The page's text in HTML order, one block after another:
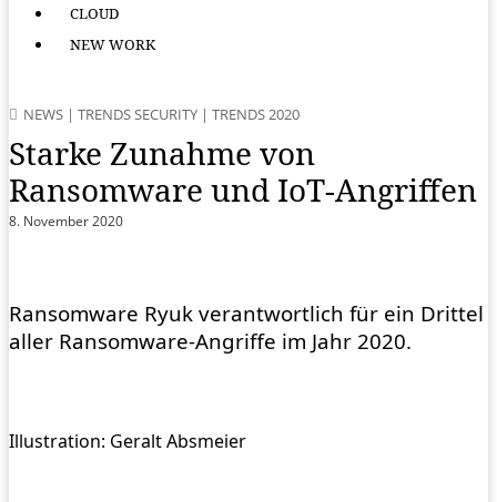
CLOUD
NEW WORK
NEWS | TRENDS SECURITY | TRENDS 2020
Starke Zunahme von
Ransomware und IoT-Angriffen
8. November 2020
Ransomware Ryuk verantwortlich für ein Drittel
aller Ransomware-Angriffe im Jahr 2020.
Illustration: Geralt Absmeier